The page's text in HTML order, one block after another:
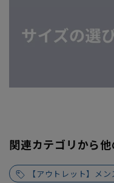
関連カテゴリから
【アウトレット】メ